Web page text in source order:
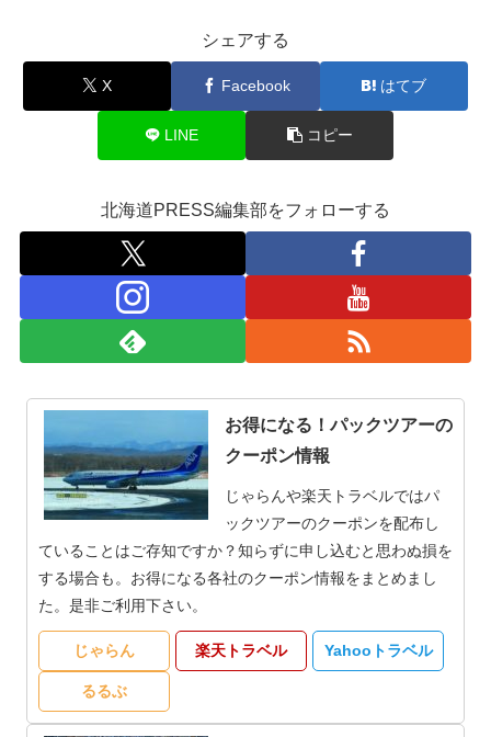
シェアする
X Facebook はてブ
LINE コピー
北海道PRESS編集部をフォローする
お得になる！パックツアーの
クーポン情報
じゃらんや楽天トラベルではパ
ックツアーのクーポンを配布し
ていることはご存知ですか？知らずに申し込むと思わぬ損を
する場合も。お得になる各社のクーポン情報をまとめまし
た。是非ご利用下さい。
じゃらん 楽天トラベル Yahooトラベル
るるぶ